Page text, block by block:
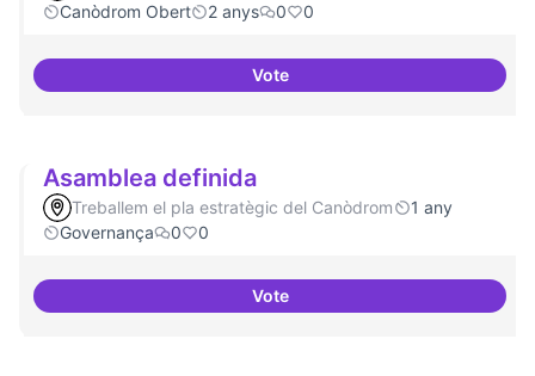
Canòdrom Obert
2 anys 0 0
VoteArxiu digital al Canòdrom
Asamblea definida
Treballem el pla estratègic del Canòdrom
1 any
Governança
0 0
VoteAsamblea definida